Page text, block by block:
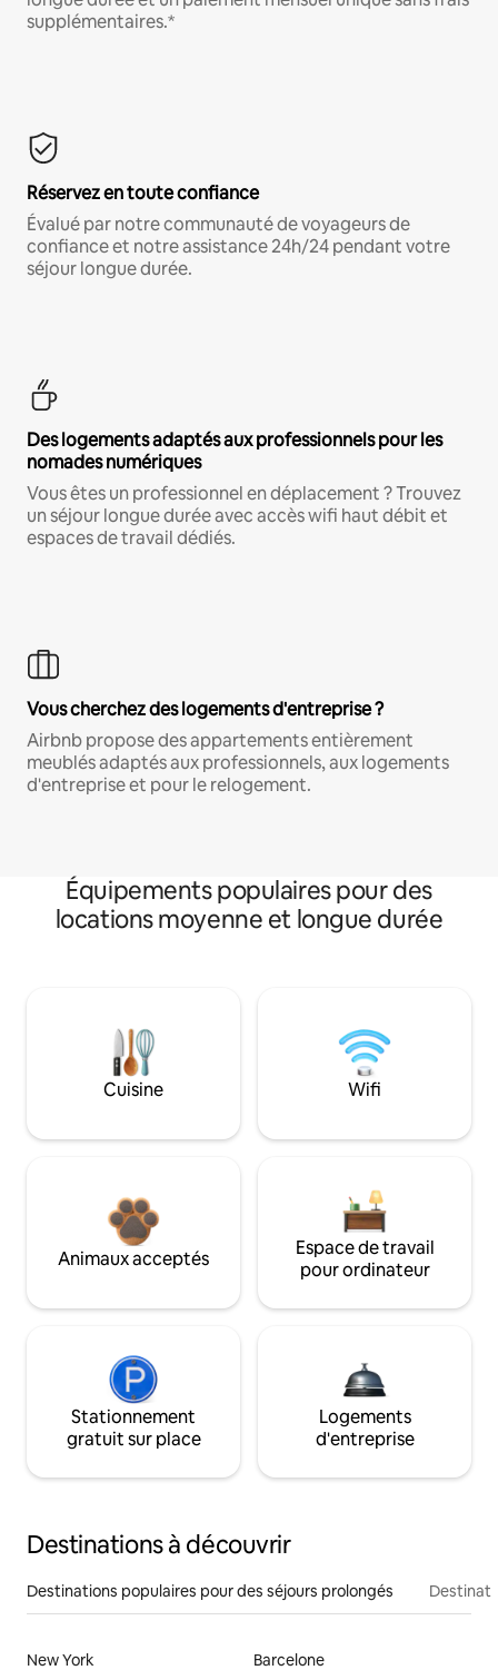
supplémentaires.*
Réservez en toute confiance
Évalué par notre communauté de voyageurs de
confiance et notre assistance 24h/24 pendant votre
séjour longue durée.
Des logements adaptés aux professionnels pour les
nomades numériques
Vous êtes un professionnel en déplacement ? Trouvez
un séjour longue durée avec accès wifi haut débit et
espaces de travail dédiés.
Vous cherchez des logements d'entreprise ?
Airbnb propose des appartements entièrement
meublés adaptés aux professionnels, aux logements
d'entreprise et pour le relogement.
Équipements populaires pour des
locations moyenne et longue durée
Cuisine Wifi
Animaux acceptés
Espace de travail
pour ordinateur
Stationnement
gratuit sur place
Logements
d'entreprise
Destinations à découvrir
Destinations populaires pour des séjours prolongés
New York
Barcelone